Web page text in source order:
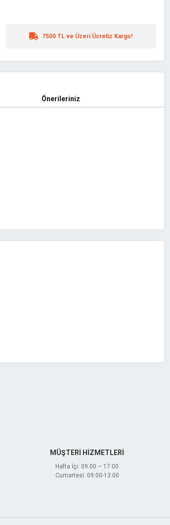
7500 TL ve Üzeri Ücretiz Kargo!
Önerileriniz
MÜŞTERİ HİZMETLERİ
Hafta İçi: 09:00 – 17:00
Cumartesi: 09:00-13:00